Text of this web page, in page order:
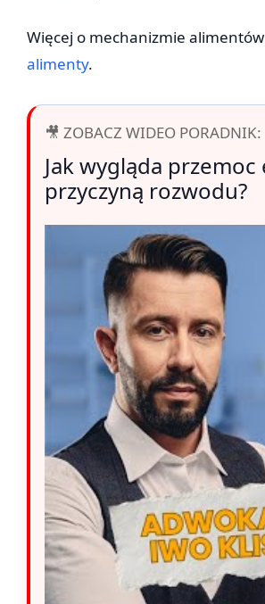
Więcej o mechanizmie
alimenty.
🎥 ZOBACZ WIDEO PORADNIK:
Jak wygląda
przyczyną rozwodu?